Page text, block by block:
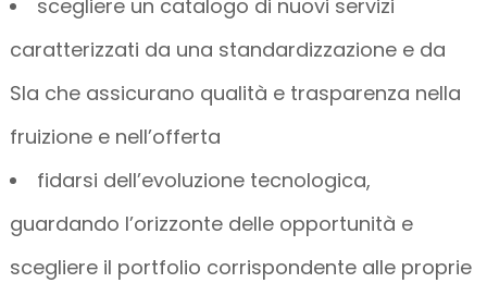
scegliere un catalogo di nuovi servizi
caratterizzati da una standardizzazione e da
Sla che assicurano qualità e trasparenza nella
fruizione e nell’offerta
fidarsi dell’evoluzione tecnologica,
guardando l’orizzonte delle opportunità e
scegliere il portfolio corrispondente alle proprie